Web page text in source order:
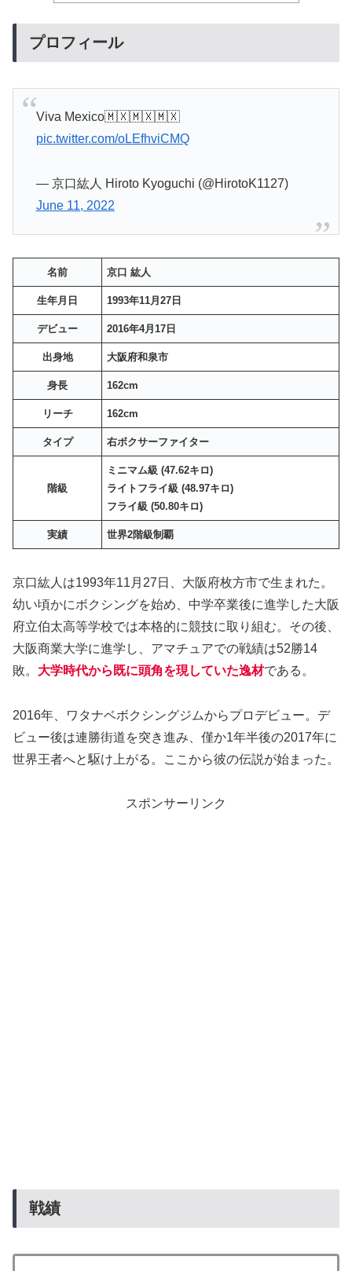
プロフィール
Viva Mexico🇲🇽🇲🇽🇲🇽
pic.twitter.com/oLEfhviCMQ
— 京口紘人 Hiroto Kyoguchi (@HirotoK1127)
June 11, 2022
名前 京口 紘人
生年月日 1993年11月27日
デビュー 2016年4月17日
出身地 大阪府和泉市
身長 162cm
リーチ 162cm
タイプ 右ボクサーファイター
階級
ミニマム級 (47.62キロ)
ライトフライ級 (48.97キロ)
フライ級 (50.80キロ)
実績 世界2階級制覇
京口紘人は1993年11月27日、大阪府枚方市で生まれた。
幼い頃かにボクシングを始め、中学卒業後に進学した大阪
府立伯太高等学校では本格的に競技に取り組む。その後、
大阪商業大学に進学し、アマチュアでの戦績は52勝14
敗。 大学時代から既に頭角を現していた逸材である。
2016年、ワタナベボクシングジムからプロデビュー。デ
ビュー後は連勝街道を突き進み、僅か1年半後の2017年に
世界王者へと駆け上がる。ここから彼の伝説が始まった。
スポンサーリンク
戦績